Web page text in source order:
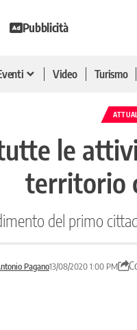
Pubblicità
Video Turismo
le
territorio
del primo
Pagano13/08/2020 1:00 PM